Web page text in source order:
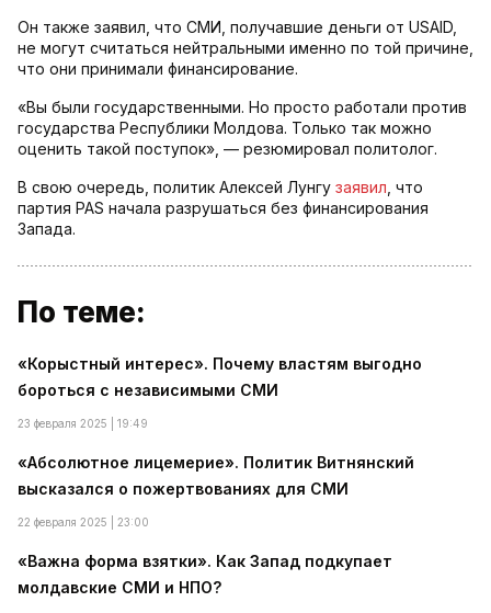
Он также заявил, что СМИ, получавшие деньги от USAID,
не могут считаться нейтральными именно по той причине,
что они принимали финансирование.
«Вы были государственными. Но просто работали против
государства Республики Молдова. Только так можно
оценить такой поступок», — резюмировал политолог.
В свою очередь, политик Алексей Лунгу заявил , что
партия PAS начала разрушаться без финансирования
Запада.
По теме:
«Корыстный интерес». Почему властям выгодно
бороться с независимыми СМИ
23 февраля 2025 | 19:49
«Абсолютное лицемерие». Политик Витнянский
высказался о пожертвованиях для СМИ
22 февраля 2025 | 23:00
«Важна форма взятки». Как Запад подкупает
молдавские СМИ и НПО?